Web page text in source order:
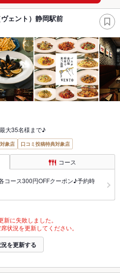
ェント）静岡駅前
大35名様まで♪
象店 口コミ投稿特典対象店
コース
ース300円OFFクーポン♪予約時
新に失敗しました。
状況を更新してください。
を更新する